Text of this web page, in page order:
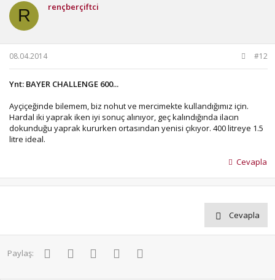
R rençberçiftci
08.04.2014 #12
Ynt: BAYER CHALLENGE 600...
Ayçiçeğinde bilemem, biz nohut ve mercimekte kullandığımız için.
Hardal iki yaprak iken iyi sonuç alınıyor, geç kalındığında ilacın
dokunduğu yaprak kururken ortasından yenisi çıkıyor. 400 litreye 1.5
litre ideal.
Cevapla
Cevapla
Paylaş: FacebookTwitter PinterestWhatsApp